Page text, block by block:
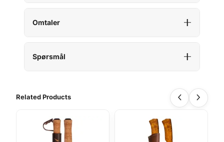
Omtaler
Spørsmål
Related Products